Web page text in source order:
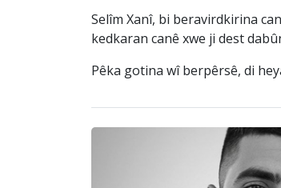
Selîm Xanî, bi beravirdkirina
kedkaran canê xwe ji dest
Pêka gotina wî berpêrsê, di